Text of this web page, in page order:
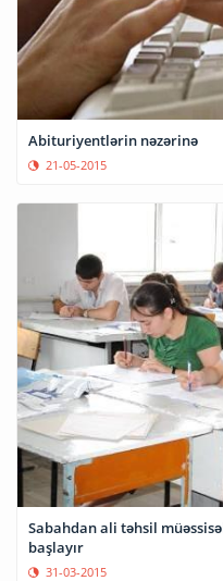
Abituriyentlərin nəzərinə
21-05-2015
Sabahdan ali təhsil müəssisələrinə elektron ərizə qəbulu
başlayır
31-03-2015